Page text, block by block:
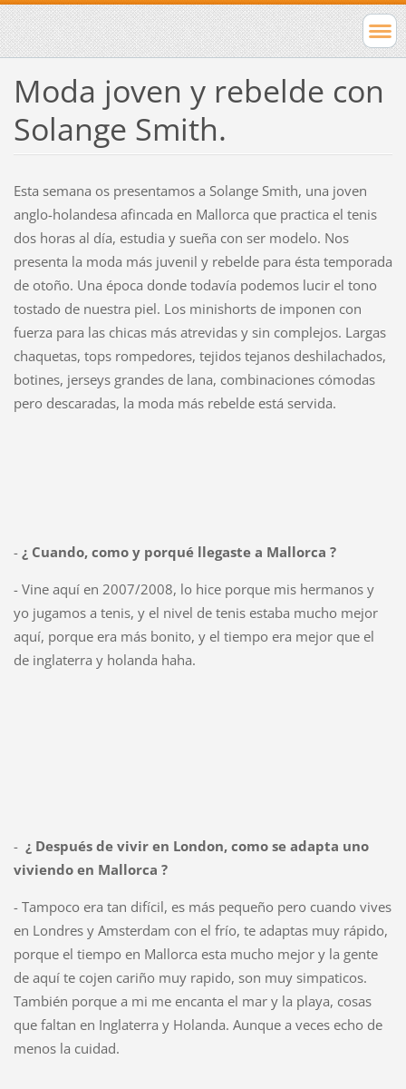
Moda joven y rebelde con
Solange Smith.
Esta semana os presentamos a Solange Smith, una joven
anglo-holandesa afincada en Mallorca que practica el tenis
dos horas al día, estudia y sueña con ser modelo. Nos
presenta la moda más juvenil y rebelde para ésta temporada
de otoño. Una época donde todavía podemos lucir el tono
tostado de nuestra piel. Los minishorts de imponen con
fuerza para las chicas más atrevidas y sin complejos. Largas
chaquetas, tops rompedores, tejidos tejanos deshilachados,
botines, jerseys grandes de lana, combinaciones cómodas
pero descaradas, la moda más rebelde está servida.
-¿ Cuando, como y porqué llegaste a Mallorca ?
- Vine aquí en 2007/2008, lo hice porque mis hermanos y
yo jugamos a tenis, y el nivel de tenis estaba mucho mejor
aquí, porque era más bonito, y el tiempo era mejor que el
de inglaterra y holanda haha.
- ¿ Después de vivir en London, como se adapta uno
viviendo en Mallorca ?
- Tampoco era tan difícil, es más pequeño pero cuando vives
en Londres y Amsterdam con el frío, te adaptas muy rápido,
porque el tiempo en Mallorca esta mucho mejor y la gente
de aquí te cojen cariño muy rapido, son muy simpaticos.
También porque a mi me encanta el mar y la playa, cosas
que faltan en Inglaterra y Holanda. Aunque a veces echo de
menos la cuidad.